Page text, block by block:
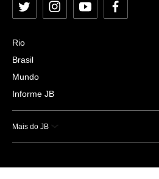
Twitter InstagramYouTubeFacebook
Rio
Brasil
Mundo
Informe JB
Mais do JB
Esportes